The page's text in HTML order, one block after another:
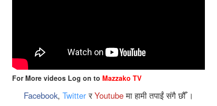
For More videos Log on to Mazzako TV
Facebook, TwitterरYoutubeमा हामी तपाईं संगै छौँ ।